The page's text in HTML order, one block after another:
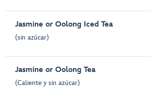
Jasmine or Oolong Iced Tea
(sin azúcar)
Jasmine or Oolong Tea
(Caliente y sin azúcar)